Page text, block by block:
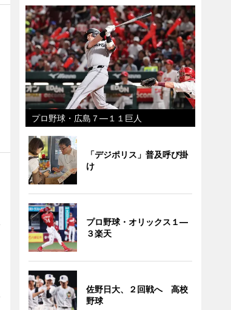
プロ野球・広島７―１１巨人
「デジポリス」普及呼び掛
け
プロ野球・オリックス１―
３楽天
佐野日大、２回戦へ 高校
野球